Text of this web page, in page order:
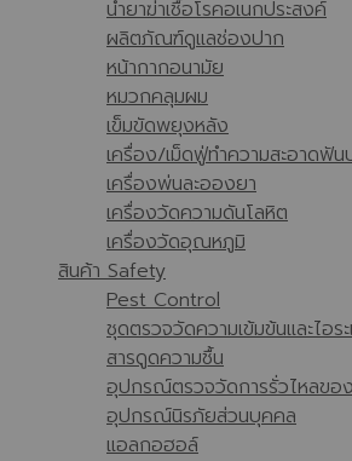
น้ำยาฆ่าเชื้อโรคอเนกประสงค์
ผลิตภัณฑ์ดูแลช่องปาก
หน้ากากอนามัย
หมวกคลุมผม
เข็มขัดพยุงหลัง
เครื่อง/เม็ดฟู่ทำความสะอาดฟัน
เครื่องพ่นละอองยา
เครื่องวัดความดันโลหิต
เครื่องวัดอุณหภูมิ
สินค้า Safety
Pest Control
ชุดตรวจวัดความเข้มข้นและไอร
สารดูดความชื้น
อุปกรณ์ตรวจวัดการรั่วไหลขอ
อุปกรณ์นิรภัยส่วนบุคคล
แอลกอฮอล์